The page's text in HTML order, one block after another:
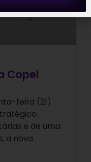
Copel
feira (21)
e de uma
a nova